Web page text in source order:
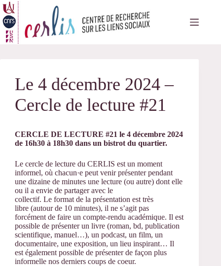
Passer
au
contenu
Le 4 décembre 2024 –
Cercle de lecture #21
CERCLE DE LECTURE #21 le 4 décembre 2024
de 16h30 à 18h30 dans un bistrot du quartier.
Le cercle de lecture du CERLIS est un moment
informel, où chacun·e peut venir présenter pendant
une dizaine de minutes une lecture (ou autre) dont elle
ou il a envie de partager avec le
collectif. Le format de la présentation est très
libre (autourde 10 minutes), il ne s’agit pas
forcément de faire un compte-rendu académique. Il est
possible de présenter un livre (roman, bd, publication
scientifique, manuel…), un podcast, un film, un
documentaire, une exposition, un lieu inspirant… Il
est également possible de présenter de façon plus
informelle nos derniers coups de coeur.